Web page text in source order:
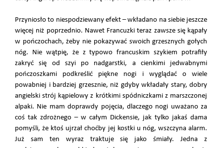
Przyniosło to niespodziewany efekt – wkładano na siebie jeszcze
więcej niż poprzednio. Nawet Francuzki teraz zawsze się kąpały
w pończochach, żeby nie pokazywać swoich grzesznych gołych
nóg. Nie wątpię, że z typowo francuskim szykiem potrafiły
zakryć się od szyi po nadgarstki, a cienkimi jedwabnymi
pończoszkami podkreślić piękne nogi i wyglądać o wiele
powabniej i bardziej grzesznie, niż gdyby wkładały stary, dobry
angielski strój kąpielowy z krótkimi spódniczkami z marszczonej
alpaki. Nie mam doprawdy pojęcia, dlaczego nogi uważano za
coś tak zdrożnego – w całym Dickensie, jak tylko jakaś dama
pomyśli, że ktoś ujrzał choćby jej kostki u nóg, wszczyna alarm.
Już sam ten wyraz traktuje się jako śmiały. Jedna z